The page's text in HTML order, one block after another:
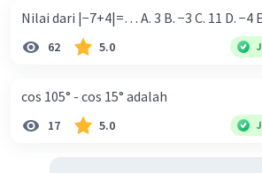
Nilai 2x + y = 2(2) + 2
= 4 + 2
Jadi nilai 2x + y = 6
Nilai dari |−7+4|=… A. 3 B. −3 C. 11 D.
62 5.0
cos 105° - cos 15° adalah
17 5.0